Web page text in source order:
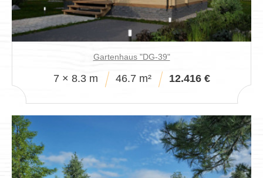
Gartenhaus "DG-39"
7 × 8.3 m 46.7 m² 12.416 €